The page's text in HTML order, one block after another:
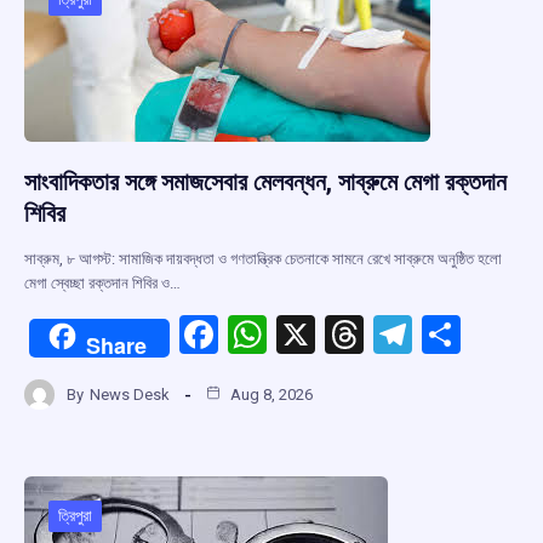
o
k
p
p
s
m
সাংবাদিকতার সঙ্গে সমাজসেবার মেলবন্ধন, সাব্রুমে মেগা রক্তদান
শিবির
সাব্রুম, ৮ আগস্ট: সামাজিক দায়বদ্ধতা ও গণতান্ত্রিক চেতনাকে সামনে রেখে সাব্রুমে অনুষ্ঠিত হলো
মেগা স্বেচ্ছা রক্তদান শিবির ও…
Share
F
ce
o
o
W
at
A
p
X
T
d
s
T
By News Desk Aug 8, 2026
ত্রিপুরা